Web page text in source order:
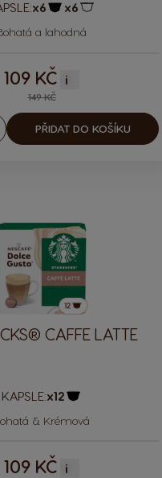
x6 x6
a lahodná
149 KČ
109 KČ i
PŘIDAT DO KOŠÍKU
CAFFE LATTE
KAPSLE:x12
& Krémová
109 KČ i